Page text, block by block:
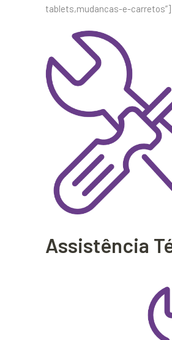
tablets,mudancas-e-carretos”]
Assistência